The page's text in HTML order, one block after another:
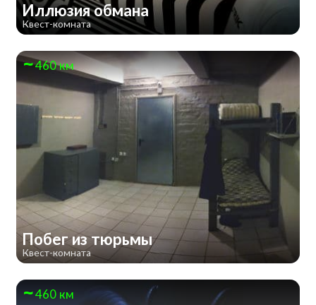
Иллюзия обмана
Квест-комната
460 км
Побег из тюрьмы
Квест-комната
460 км